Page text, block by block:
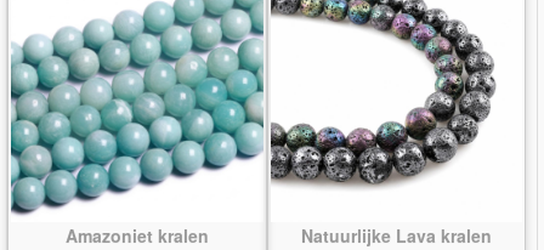
Amazoniet kralen Natuurlijke Lava kralen